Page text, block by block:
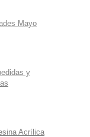
Mayo
y
Acrílica